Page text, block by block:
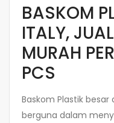
BASKOM
ITALY,
MURAH
PCS
Baskom Plastik
berguna dalam